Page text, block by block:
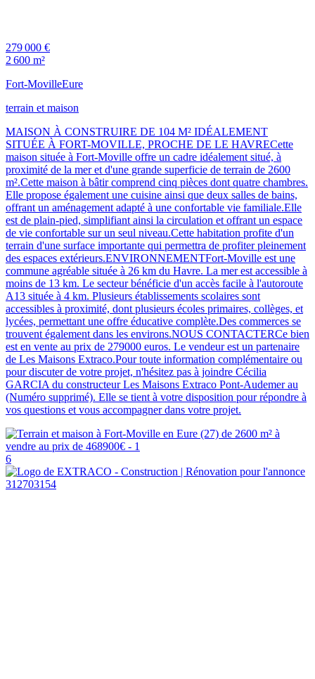
279 000 €
2 600 m²
Fort-MovilleEure
terrain et maison
MAISON À CONSTRUIRE DE 104 M² IDÉALEMENT
SITUÉE À FORT-MOVILLE, PROCHE DE LE HAVRECette
maison située à Fort-Moville offre un cadre idéalement situé, à
proximité de la mer et d'une grande superficie de terrain de 2600
m².Cette maison à bâtir comprend cinq pièces dont quatre chambres.
Elle propose également une cuisine ainsi que deux salles de bains,
offrant un aménagement adapté à une confortable vie familiale.Elle
est de plain-pied, simplifiant ainsi la circulation et offrant un espace
de vie confortable sur un seul niveau.Cette habitation profite d'un
terrain d'une surface importante qui permettra de profiter pleinement
des espaces extérieurs.ENVIRONNEMENTFort-Moville est une
commune agréable située à 26 km du Havre. La mer est accessible à
moins de 13 km. Le secteur bénéficie d'un accès facile à l'autoroute
A13 située à 4 km. Plusieurs établissements scolaires sont
accessibles à proximité, dont plusieurs écoles primaires, collèges, et
lycées, permettant une offre éducative complète.Des commerces se
trouvent également dans les environs.NOUS CONTACTERCe bien
est en vente au prix de 279000 euros. Le vendeur est un partenaire
de Les Maisons Extraco.Pour toute information complémentaire ou
pour discuter de votre projet, n'hésitez pas à joindre Cécilia
GARCIA du constructeur Les Maisons Extraco Pont-Audemer au
(Numéro supprimé). Elle se tient à votre disposition pour répondre à
vos questions et vous accompagner dans votre projet.
6